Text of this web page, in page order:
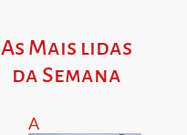
As Mais lidas
da Semana
A